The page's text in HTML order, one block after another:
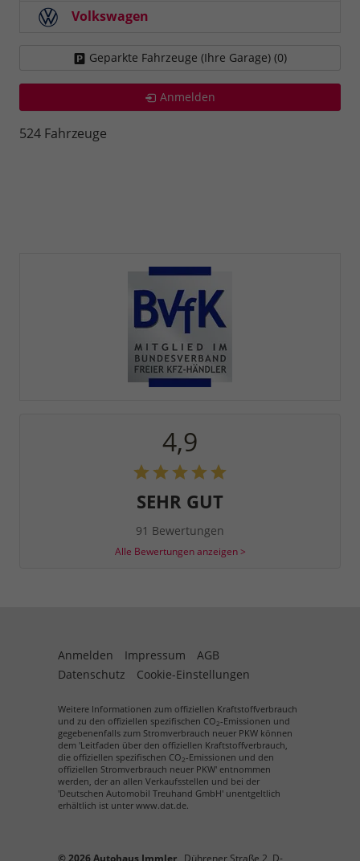
Volkswagen
Geparkte Fahrzeuge (Ihre Garage) (0)
Anmelden
524 Fahrzeuge
4,9
SEHR GUT
91 Bewertungen
Alle Bewertungen anzeigen >
Anmelden Impressum
AGB
Datenschutz
Cookie-Einstellungen
Weitere Informationen zum offiziellen Kraftstoffverbrauch
und zu den offiziellen spezifischen CO2-Emissionen und
gegebenenfalls zum Stromverbrauch neuer PKW können
dem 'Leitfaden über den offiziellen Kraftstoffverbrauch,
die offiziellen spezifischen CO2-Emissionen und den
offiziellen Stromverbrauch neuer PKW' entnommen
werden, der an allen Verkaufsstellen und bei der
'Deutschen Automobil Treuhand GmbH' unentgeltlich
erhältlich ist unter www.dat.de.
© 2026Autohaus Immler Dührener Straße 2 D-